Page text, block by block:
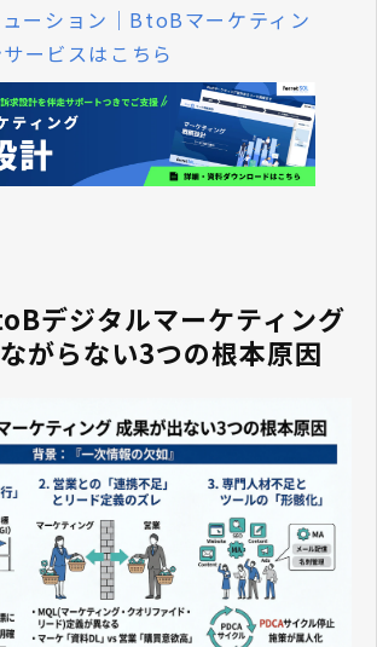
ーション｜BtoBマーケティン
ービスはこちら
デジタルマーケティング
がらない3つの根本原因